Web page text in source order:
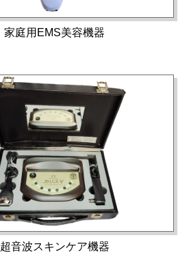
家庭用EMS美容機器
超音波スキンケア機器